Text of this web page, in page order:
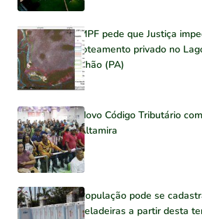
MPF pede que Justiça
loteamento privado no
Chão (PA)
Novo Código Tributário
Altamira
População pode se
geladeiras a partir desta